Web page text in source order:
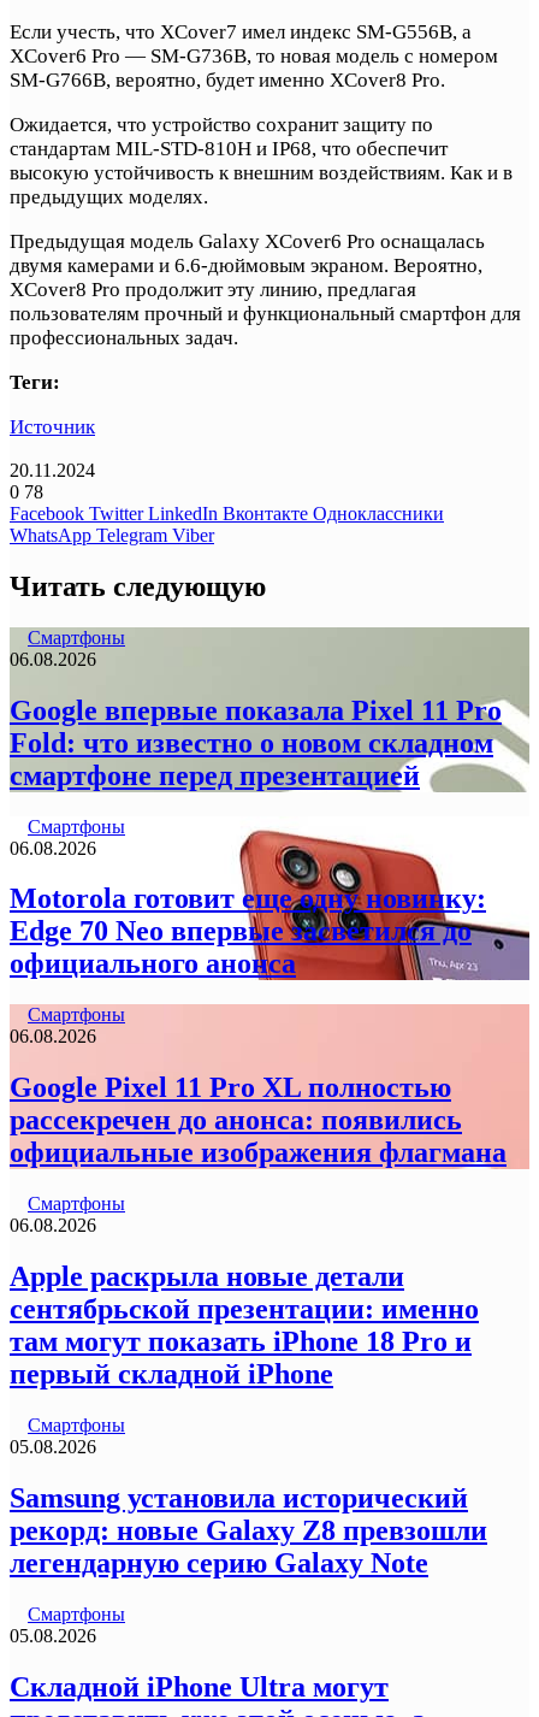
Если учесть, что XCover7 имел индекс SM-G556B, а
XCover6 Pro — SM-G736B, то новая модель с номером
SM-G766B, вероятно, будет именно XCover8 Pro.
Ожидается, что устройство сохранит защиту по
стандартам MIL-STD-810H и IP68, что обеспечит
высокую устойчивость к внешним воздействиям. Как и в
предыдущих моделях.
Предыдущая модель Galaxy XCover6 Pro оснащалась
двумя камерами и 6.6-дюймовым экраном. Вероятно,
XCover8 Pro продолжит эту линию, предлагая
пользователям прочный и функциональный смартфон для
профессиональных задач.
Теги:
Источник
20.11.2024
0 78
Facebook Twitter LinkedIn Вконтакте Одноклассники
WhatsApp Telegram Viber
Читать следующую
Смартфоны
06.08.2026
Google впервые показала Pixel 11 Pro
Fold: что известно о новом складном
смартфоне перед презентацией
Смартфоны
06.08.2026
Motorola готовит еще одну новинку:
Edge 70 Neo впервые засветился до
официального анонса
Смартфоны
06.08.2026
Google Pixel 11 Pro XL полностью
рассекречен до анонса: появились
официальные изображения флагмана
Смартфоны
06.08.2026
Apple раскрыла новые детали
сентябрьской презентации: именно
там могут показать iPhone 18 Pro и
первый складной iPhone
Смартфоны
05.08.2026
Samsung установила исторический
рекорд: новые Galaxy Z8 превзошли
легендарную серию Galaxy Note
Смартфоны
05.08.2026
Складной iPhone Ultra могут